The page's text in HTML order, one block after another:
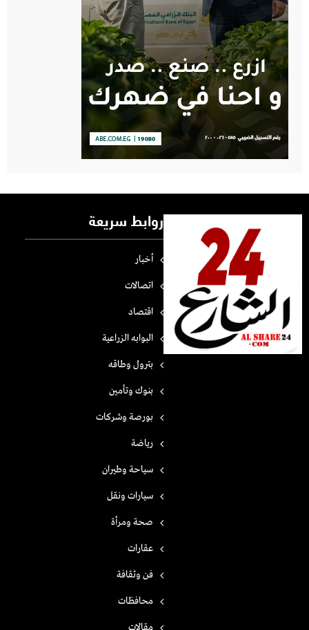
روابط سريعة
أخبار
اتصالات
اقتصاد
البوابه الزراعية
بترول وطاقه
بنوك وتأمين
بورصة وشركات
رياضة
سياحة وطيران
سيارات ونقل
صحة ومرأة
عقارات
فن وثقافة
محافظات